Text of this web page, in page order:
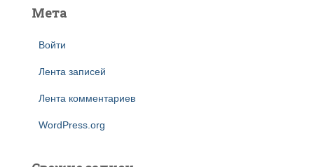
Мета
Войти
Лента записей
Лента комментариев
WordPress.org